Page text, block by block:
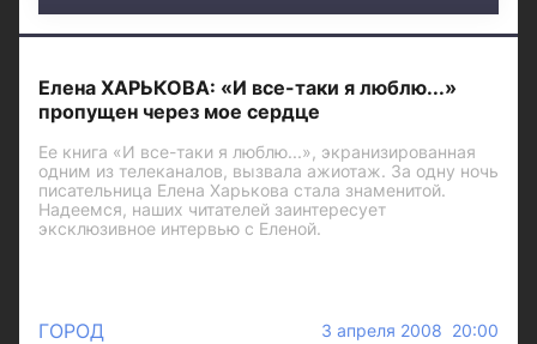
Елена ХАРЬКОВА: «И все-таки я люблю...»
пропущен через мое сердце
Ее книга «И все-таки я люблю...», экранизированная
одним из телеканалов, вызвала ажиотаж. За одну ночь
писательница Елена Харькова стала знаменитой.
Надеемся, наших читателей заинтересует
эксклюзивное интервью с Еленой.
ГОРОД 3 апреля 2008 20:00